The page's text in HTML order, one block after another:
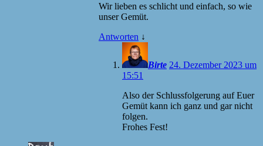
Wir lieben es schlicht und einfach, so wie
unser Gemüt.
Antworten ↓
Birte 24. Dezember 2023 um
15:51
Also der Schlussfolgerung auf Euer
Gemüt kann ich ganz und gar nicht
folgen.
Frohes Fest!